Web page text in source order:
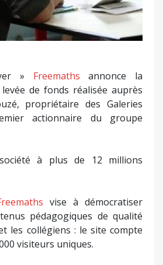
» Freemaths annonce la
de fonds réalisée auprès
propriétaire des Galeries
actionnaire du groupe
à plus de 12 millions
vise à démocratiser
pédagogiques de qualité
les collégiens : le site compte
visiteurs uniques.